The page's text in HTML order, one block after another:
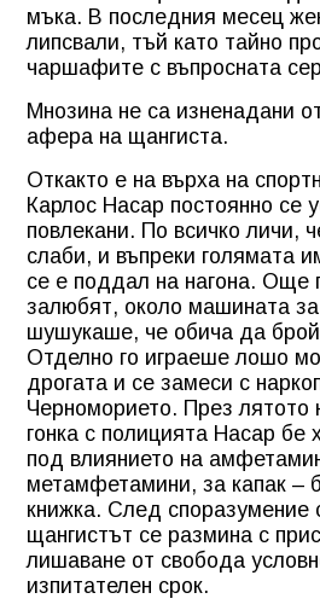
мъка. В последния месец
липсвали, тъй като тайно
чаршафите с въпросната
Мнозина не са изненадани
афера на щангиста.
Откакто е на върха на
Карлос Насар постоянно се
повлекани. По всичко личи,
слаби, и въпреки голямата
се е поддал на нагона. Още
залюбят, около машината
шушукаше, че обича да
Отделно го играеше лошо
дрогата и се замеси с
Черноморието. През лятото
гонка с полицията Насар
под влиянието на
метамфетамини, за капак –
книжка. След споразумение
щангистът се размина с
лишаване от свобода
изпитателен срок.